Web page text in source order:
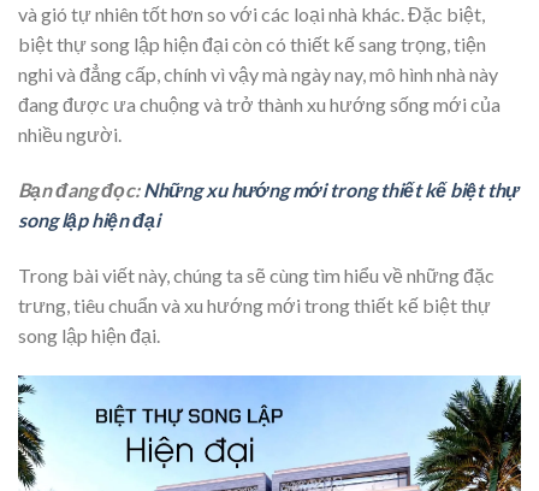
và gió tự nhiên tốt hơn so với các loại nhà khác. Đặc biệt,
biệt thự song lập hiện đại còn có thiết kế sang trọng, tiện
nghi và đẳng cấp, chính vì vậy mà ngày nay, mô hình nhà này
đang được ưa chuộng và trở thành xu hướng sống mới của
nhiều người.
Bạn đang đọc:Những xu hướng mới trong thiết kế biệt thự
song lập hiện đại
Trong bài viết này, chúng ta sẽ cùng tìm hiểu về những đặc
trưng, tiêu chuẩn và xu hướng mới trong thiết kế biệt thự
song lập hiện đại.